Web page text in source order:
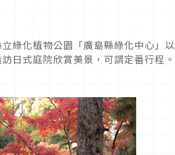
綠化植物公園「廣島縣綠化中心」以
日式庭院欣賞美景，可謂定番行程。